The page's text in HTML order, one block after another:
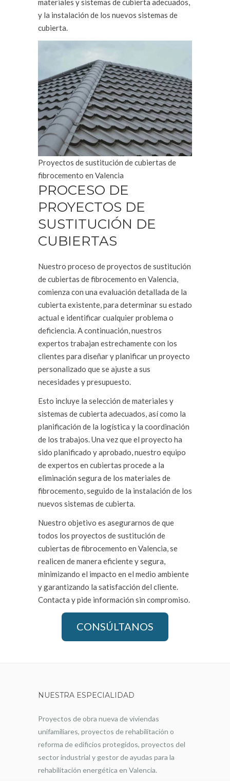
materiales y sistemas de cubierta adecuados,
y la instalación de los nuevos sistemas de
cubierta.
Proyectos de sustitución de cubiertas de
fibrocemento en Valencia
PROCESO DE
PROYECTOS DE
SUSTITUCIÓN DE
CUBIERTAS
Nuestro proceso de proyectos de sustitución
de cubiertas de fibrocemento en Valencia,
comienza con una evaluación detallada de la
cubierta existente, para determinar su estado
actual e identificar cualquier problema o
deficiencia. A continuación, nuestros
expertos trabajan estrechamente con los
clientes para diseñar y planificar un proyecto
personalizado que se ajuste a sus
necesidades y presupuesto.
Esto incluye la selección de materiales y
sistemas de cubierta adecuados, así como la
planificación de la logística y la coordinación
de los trabajos. Una vez que el proyecto ha
sido planificado y aprobado, nuestro equipo
de expertos en cubiertas procede a la
eliminación segura de los materiales de
fibrocemento, seguido de la instalación de los
nuevos sistemas de cubierta.
Nuestro objetivo es asegurarnos de que
todos los proyectos de sustitución de
cubiertas de fibrocemento en Valencia, se
realicen de manera eficiente y segura,
minimizando el impacto en el medio ambiente
y garantizando la satisfacción del cliente.
Contacta y pide información sin compromiso.
CONSÚLTANOS
NUESTRA ESPECIALIDAD
Proyectos de obra nueva de viviendas
unifamiliares, proyectos de rehabilitación o
reforma de edificios protegidos, proyectos del
sector industrial y gestor de ayudas para la
rehabilitación energética en Valencia.